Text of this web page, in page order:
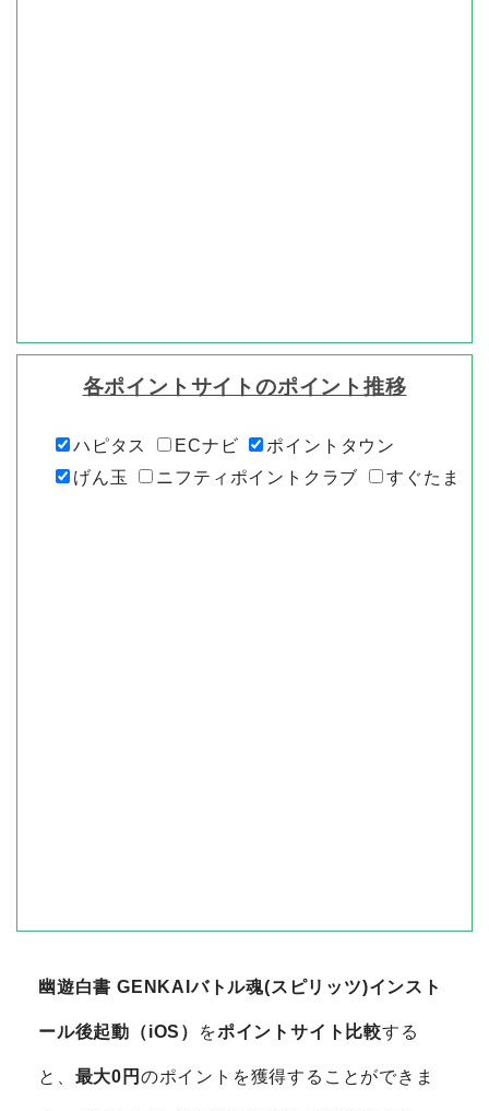
各ポイントサイトのポイント推移
ハピタス ECナビ
ポイントタウン
げん玉
ニフティポイントクラブ すぐたま
幽遊白書 GENKAIバトル魂(スピリッツ)インスト
ール後起動（iOS） をポイントサイト比較する
と、 最大0円 のポイントを獲得することができま